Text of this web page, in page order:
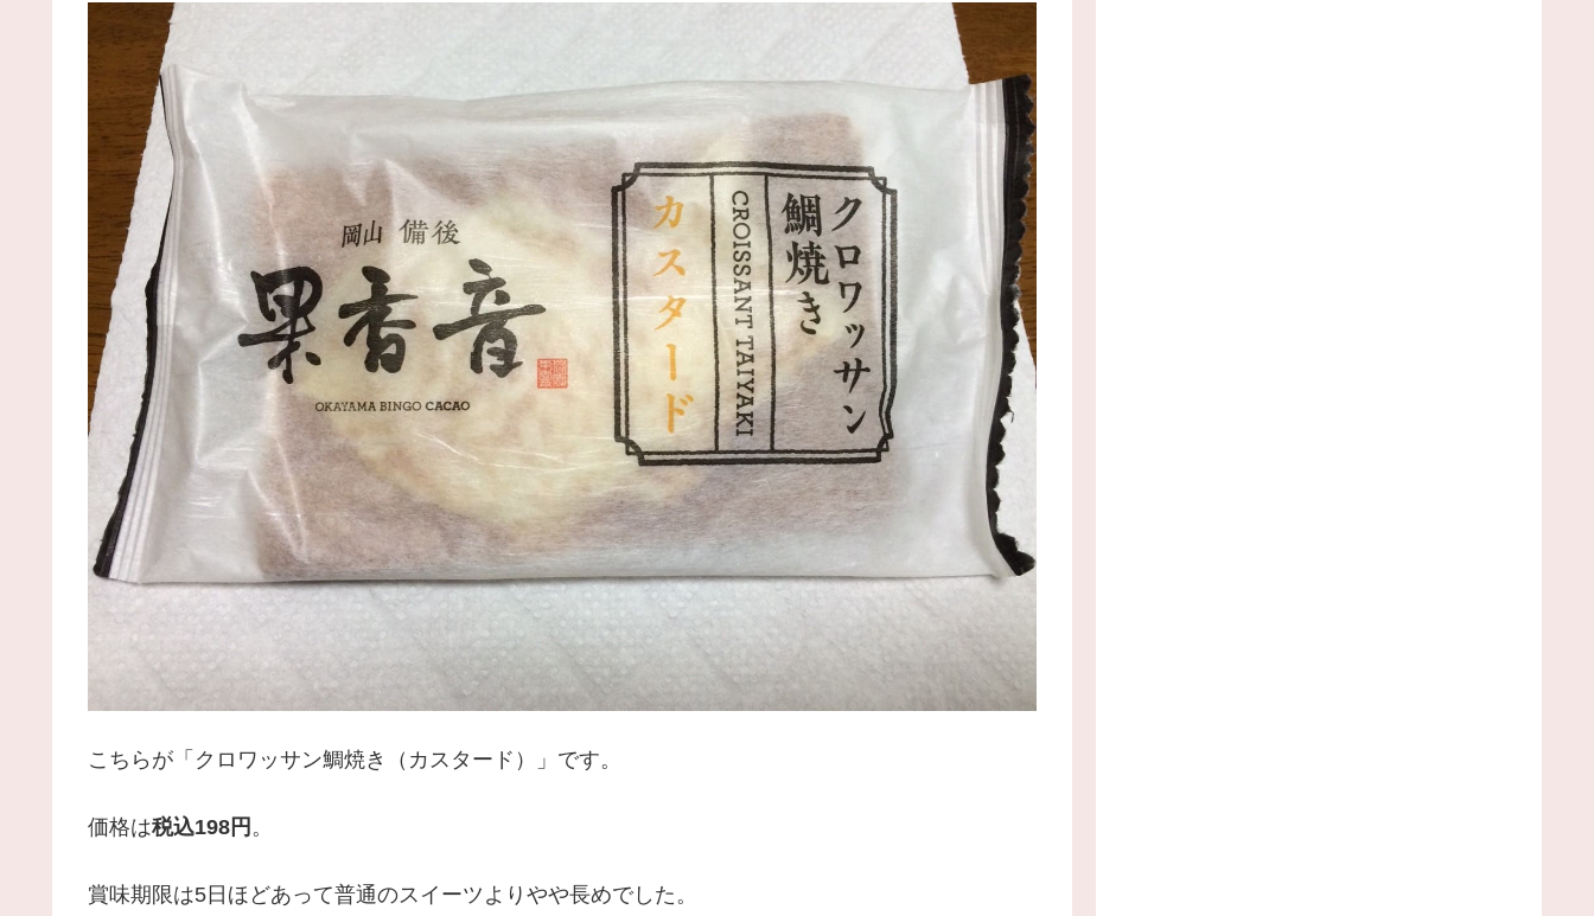
こちらが「クロワッサン鯛焼き（カスタード）」です。
価格は税込198円 。
賞味期限は5日ほどあって普通のスイーツよりやや長めでした。